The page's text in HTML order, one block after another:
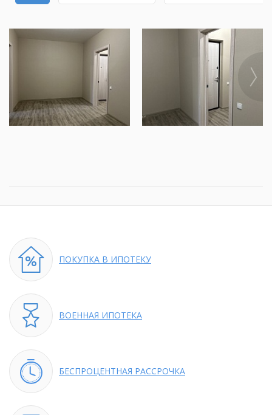
ПОКУПКА В ИПОТЕКУ
ВОЕННАЯ ИПОТЕКА
БЕСПРОЦЕНТНАЯ РАССРОЧКА